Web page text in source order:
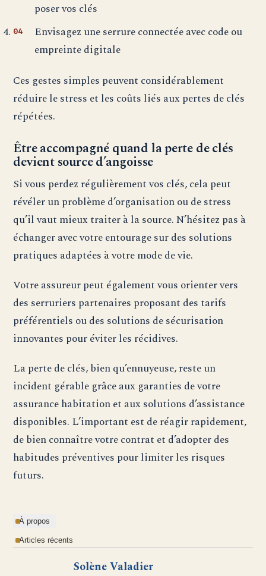
poser vos clés
Envisagez une serrure connectée avec code ou
empreinte digitale
Ces gestes simples peuvent considérablement
réduire le stress et les coûts liés aux pertes de clés
répétées.
Être accompagné quand la perte de clés
devient source d’angoisse
Si vous perdez régulièrement vos clés, cela peut
révéler un problème d’organisation ou de stress
qu’il vaut mieux traiter à la source. N’hésitez pas à
échanger avec votre entourage sur des solutions
pratiques adaptées à votre mode de vie.
Votre assureur peut également vous orienter vers
des serruriers partenaires proposant des tarifs
préférentiels ou des solutions de sécurisation
innovantes pour éviter les récidives.
La perte de clés, bien qu’ennuyeuse, reste un
incident gérable grâce aux garanties de votre
assurance habitation et aux solutions d’assistance
disponibles. L’important est de réagir rapidement,
de bien connaître votre contrat et d’adopter des
habitudes préventives pour limiter les risques
futurs.
À propos
Articles récents
Solène Valadier